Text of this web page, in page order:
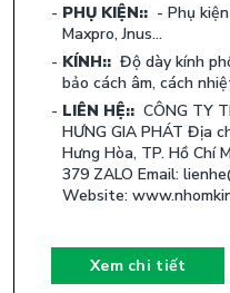
PHỤ KIỆN:: - Phụ
Maxpro, Jnus...
KÍNH:: Độ dày kính
bảo cách âm, cách
LIÊN HỆ:: CÔNG TY
HƯNG GIA PHÁT Địa
Hưng Hòa, TP. Hồ Chí
379 ZALO Email:
Website:
Xem chi tiết